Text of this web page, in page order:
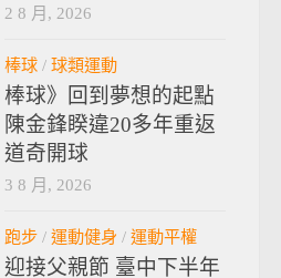
先
【vamos黑豹旗】2014
會與首輪抽籤對戰
2014-10-25
2 8 月, 2026
棒球 / 球類運動
棒球》回到夢想的起點
陳金鋒睽違20多年重返
道奇開球
3 8 月, 2026
跑步 / 運動健身 / 運動平權
迎接父親節 臺中下半年